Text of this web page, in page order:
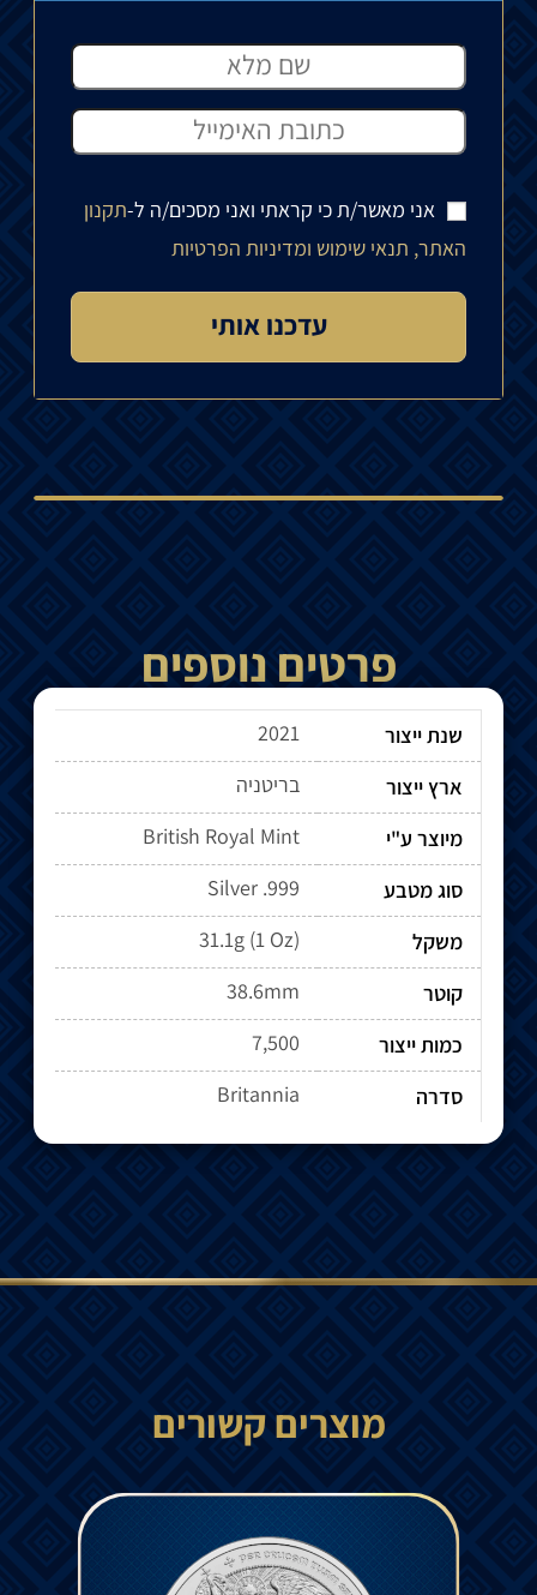
אני מאשר/ת כי קראתי ואני מסכים/ה ל-תקנון
האתר, תנאי שימוש ומדיניות הפרטיות
פרטים נוספים
שנת ייצור
2021
ארץ ייצור
בריטניה
מיוצר ע"י
British Royal Mint
סוג מטבע
Silver .999
משקל
31.1g (1 Oz)
קוטר
38.6mm
כמות ייצור
7,500
סדרה
Britannia
מוצרים קשורים